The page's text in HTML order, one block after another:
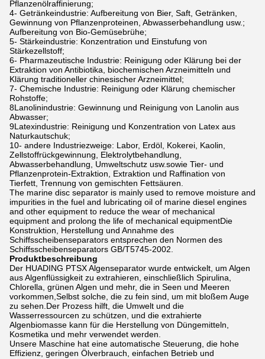
Pflanzenölraffinierung;
4- Getränkeindustrie: Aufbereitung von Bier, Saft, Getränken,
Gewinnung von Pflanzenproteinen, Abwasserbehandlung usw.;
Aufbereitung von Bio-Gemüsebrühe;
5- Stärkeindustrie: Konzentration und Einstufung von
Stärkezellstoff;
6- Pharmazeutische Industrie: Reinigung oder Klärung bei der
Extraktion von Antibiotika, biochemischen Arzneimitteln und
Klärung traditioneller chinesischer Arzneimittel;
7- Chemische Industrie: Reinigung oder Klärung chemischer
Rohstoffe;
8Lanolinindustrie: Gewinnung und Reinigung von Lanolin aus
Abwasser;
9Latexindustrie: Reinigung und Konzentration von Latex aus
Naturkautschuk;
10- andere Industriezweige: Labor, Erdöl, Kokerei, Kaolin,
Zellstoffrückgewinnung, Elektrolytbehandlung,
Abwasserbehandlung, Umweltschutz usw.sowie Tier- und
Pflanzenprotein-Extraktion, Extraktion und Raffination von
Tierfett, Trennung von gemischten Fettsäuren.
The marine disc separator is mainly used to remove moisture and
impurities in the fuel and lubricating oil of marine diesel engines
and other equipment to reduce the wear of mechanical
equipment and prolong the life of mechanical equipmentDie
Konstruktion, Herstellung und Annahme des
Schiffsscheibenseparators entsprechen den Normen des
Schiffsscheibenseparators GB/T5745-2002.
Produktbeschreibung
Der HUADING PTSX Algenseparator wurde entwickelt, um Algen
aus Algenflüssigkeit zu extrahieren, einschließlich Spirulina,
Chlorella, grünen Algen und mehr, die in Seen und Meeren
vorkommen,Selbst solche, die zu fein sind, um mit bloßem Auge
zu sehen.Der Prozess hilft, die Umwelt und die
Wasserressourcen zu schützen, und die extrahierte
Algenbiomasse kann für die Herstellung von Düngemitteln,
Kosmetika und mehr verwendet werden.
Unsere Maschine hat eine automatische Steuerung, die hohe
Effizienz, geringen Ölverbrauch, einfachen Betrieb und